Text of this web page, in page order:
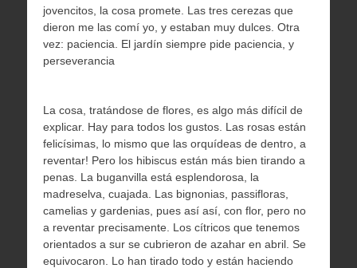
jovencitos, la cosa promete. Las tres cerezas que
dieron me las comí yo, y estaban muy dulces. Otra
vez: paciencia. El jardín siempre pide paciencia, y
perseverancia
La cosa, tratándose de flores, es algo más difícil de
explicar. Hay para todos los gustos. Las rosas están
felicísimas, lo mismo que las orquídeas de dentro, a
reventar! Pero los hibiscus están más bien tirando a
penas. La buganvilla está esplendorosa, la
madreselva, cuajada. Las bignonias, passifloras,
camelias y gardenias, pues así así, con flor, pero no
a reventar precisamente. Los cítricos que tenemos
orientados a sur se cubrieron de azahar en abril. Se
equivocaron. Lo han tirado todo y están haciendo